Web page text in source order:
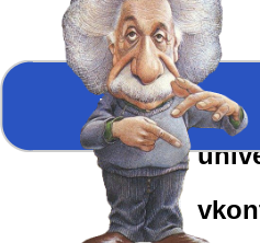
Главная
ГЛАВНАЯ